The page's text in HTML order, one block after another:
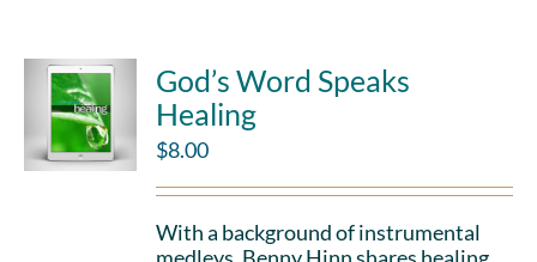
God’s Word Speaks
Healing
$8.00
With a background of instrumental